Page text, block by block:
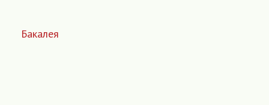
Бакалея